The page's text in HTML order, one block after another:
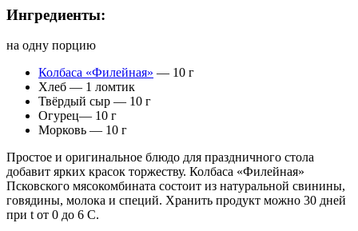
Ингредиенты:
на одну порцию
Колбаса «Филейная» — 10 г
Хлеб — 1 ломтик
Твёрдый сыр — 10 г
Огурец— 10 г
Морковь — 10 г
Простое и оригинальное блюдо для праздничного стола
добавит ярких красок торжеству. Колбаса «Филейная»
Псковского мясокомбината состоит из натуральной свинины,
говядины, молока и специй. Хранить продукт можно 30 дней
при t от 0 до 6 С.